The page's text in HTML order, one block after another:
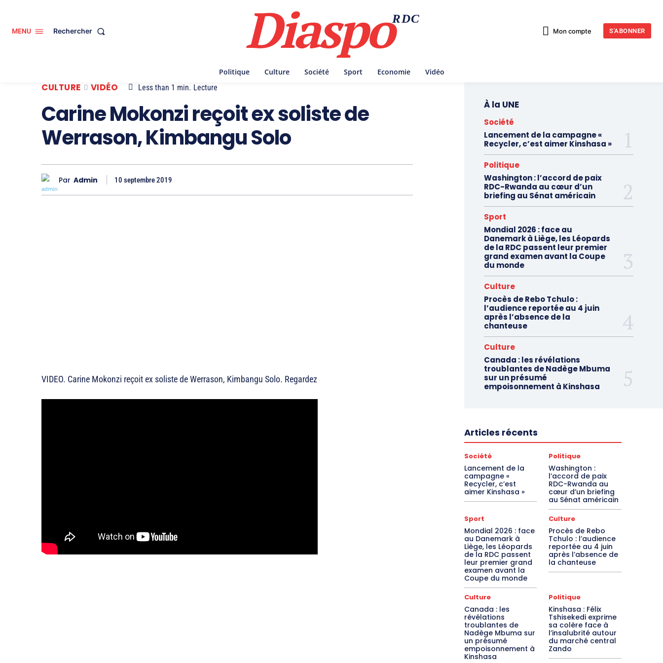
MENU Rechercher DiaspoRDC
Mon compte S'ABONNER
Politique Culture Société Sport Economie Vidéo
CULTURE VIDÉO Less than 1 min. Lecture
Carine Mokonzi reçoit ex soliste de
Werrason, Kimbangu Solo
Par Admin 10 septembre 2019
VIDEO. Carine Mokonzi reçoit ex soliste de Werrason, Kimbangu Solo. Regardez
À la UNE
Société
Lancement de la campagne «
Recycler, c’est aimer Kinshasa »
Politique
Washington : l’accord de paix
RDC-Rwanda au cœur d’un
briefing au Sénat américain
Sport
Mondial 2026 : face au
Danemark à Liège, les Léopards
de la RDC passent leur premier
grand examen avant la Coupe
du monde
Culture
Procès de Rebo Tchulo :
l’audience reportée au 4 juin
après l’absence de la
chanteuse
Culture
Canada : les révélations
troublantes de Nadège Mbuma
sur un présumé
empoisonnement à Kinshasa
Articles récents
Société
Lancement de la
campagne «
Recycler, c’est
aimer Kinshasa »
Politique
Washington :
l’accord de paix
RDC-Rwanda au
cœur d’un briefing
au Sénat américain
Sport
Mondial 2026 : face
au Danemark à
Liège, les Léopards
de la RDC passent
leur premier grand
examen avant la
Coupe du monde
Culture
Procès de Rebo
Tchulo : l’audience
reportée au 4 juin
après l’absence de
la chanteuse
Culture
Canada : les
révélations
troublantes de
Nadège Mbuma sur
un présumé
empoisonnement à
Kinshasa
Politique
Kinshasa : Félix
Tshisekedi exprime
sa colère face à
l’insalubrité autour
du marché central
Zando